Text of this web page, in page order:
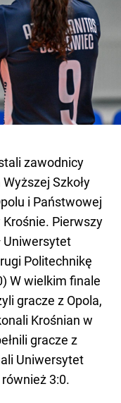
zawodnicy
Szkoły
i Państwowej
Pierwszy
Uniwersytet
Politechnikę
W wielkim finale
gracze z Opola,
Krośnian w
gracze z
Uniwersytet
3:0.